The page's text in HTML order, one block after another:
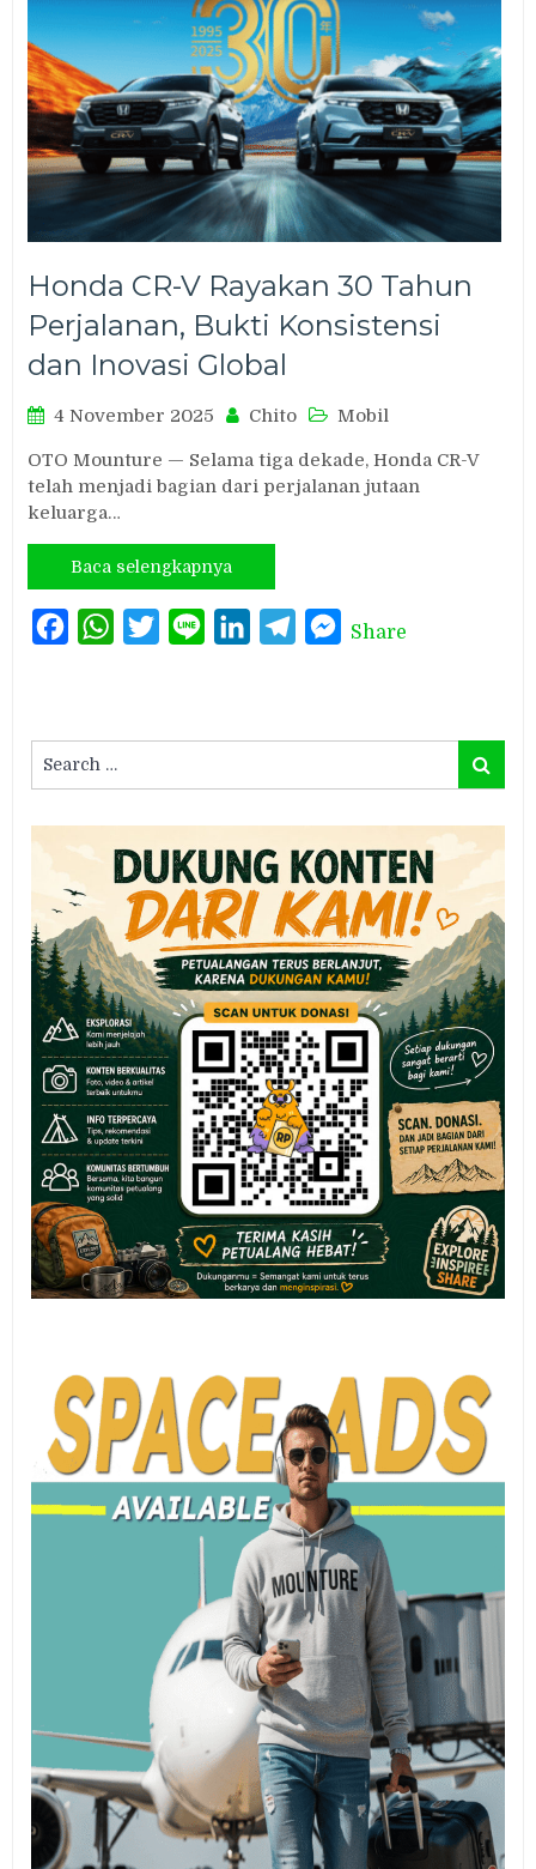
Honda CR-V Rayakan 30 Tahun
Perjalanan, Bukti Konsistensi
dan Inovasi Global
4 November 2025 Chito Mobil
OTO Mounture — Selama tiga dekade, Honda CR-V
telah menjadi bagian dari perjalanan jutaan
keluarga…
Baca selengkapnya
FacebookWhatsAppTwitterLine LinkedInTelegramMessenger
Share
for:
Search